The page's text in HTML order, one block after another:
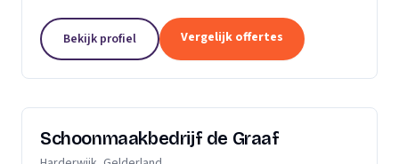
om uw omgeving schoon, fris en gastvrij te...
Bekijk profiel Vergelijk offertes
Schoonmaakbedrijf de Graaf